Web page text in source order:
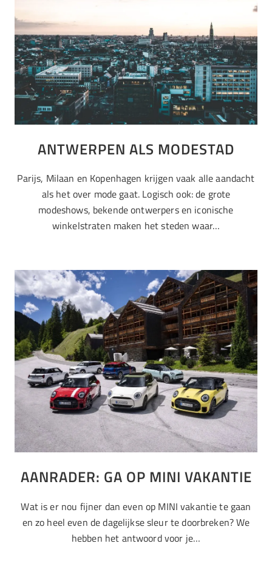
ANTWERPEN ALS MODESTAD
Parijs, Milaan en Kopenhagen krijgen vaak alle aandacht
als het over mode gaat. Logisch ook: de grote
modeshows, bekende ontwerpers en iconische
winkelstraten maken het steden waar…
AANRADER: GA OP MINI VAKANTIE
Wat is er nou fijner dan even op MINI vakantie te gaan
en zo heel even de dagelijkse sleur te doorbreken? We
hebben het antwoord voor je…